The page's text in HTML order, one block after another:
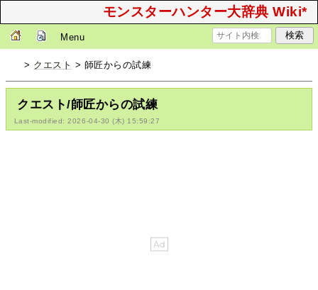
モンスターハンター大辞典 Wiki*
Menu
> クエスト > 師匠からの試練
クエスト/師匠からの試練
Last-modified: 2026-04-30 (木) 15:59:27